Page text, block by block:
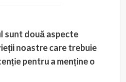
sunt două aspecte
noastre care trebuie
pentru a menține o